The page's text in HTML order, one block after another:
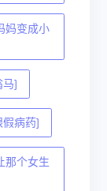
妈变成小
]
病药]
那个女生